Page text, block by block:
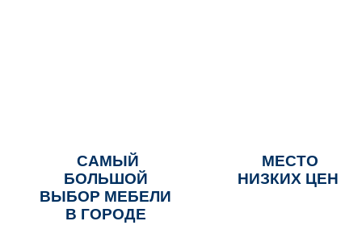
САМЫЙ
БОЛЬШОЙ
ВЫБОР МЕБЕЛИ
В ГОРОДЕ
МЕСТО
НИЗКИХ ЦЕН